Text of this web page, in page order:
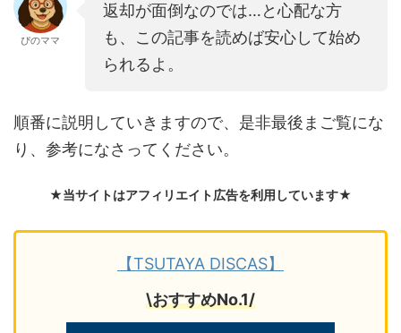
ぴのママ
返却が面倒なのでは…と心配な方
も、この記事を読めば安心して始め
られるよ。
順番に説明していきますので、是非最後まご覧にな
り、参考になさってください。
★当サイトはアフィリエイト広告を利用しています★
【TSUTAYA DISCAS】
\おすすめNo.1/